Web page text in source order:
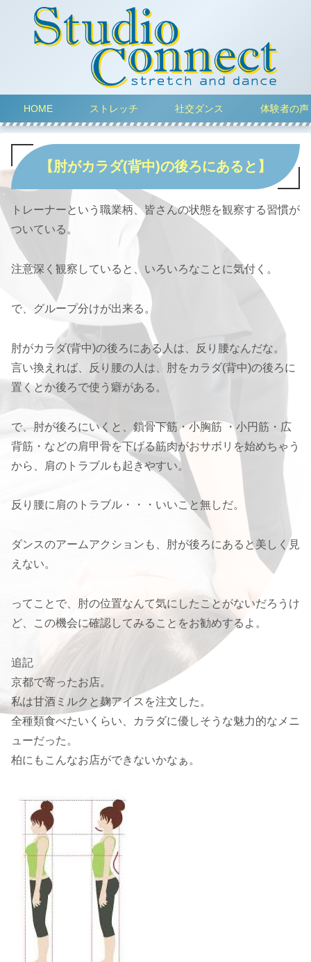
HOME ストレッチ 社交ダンス 体験者の声
【肘がカラダ(背中)の後ろにあると】
トレーナーという職業柄、皆さんの状態を観察する習慣が
ついている。
注意深く観察していると、いろいろなことに気付く。
で、グループ分けが出来る。
肘がカラダ(背中)の後ろにある人は、反り腰なんだな。
言い換えれば、反り腰の人は、肘をカラダ(背中)の後ろに
置くとか後ろで使う癖がある。
で、肘が後ろにいくと、鎖骨下筋・小胸筋 ・小円筋・広
背筋・などの肩甲骨を下げる筋肉がおサボリを始めちゃう
から、肩のトラブルも起きやすい。
反り腰に肩のトラブル・・・いいこと無しだ。
ダンスのアームアクションも、肘が後ろにあると美しく見
えない。
ってことで、肘の位置なんて気にしたことがないだろうけ
ど、この機会に確認してみることをお勧めするよ。
追記
京都で寄ったお店。
私は甘酒ミルクと麹アイスを注文した。
全種類食べたいくらい、カラダに優しそうな魅力的なメニ
ューだった。
柏にもこんなお店ができないかなぁ。